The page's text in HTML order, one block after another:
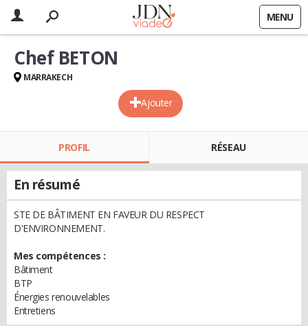
MENU
Ajouter
Chef BETON
MARRAKECH
PROFIL RÉSEAU
En résumé
STE DE BÂTIMENT EN FAVEUR DU RESPECT
D'ENVIRONNEMENT.
Mes compétences :
Bâtiment
BTP
Énergies renouvelables
Entretiens